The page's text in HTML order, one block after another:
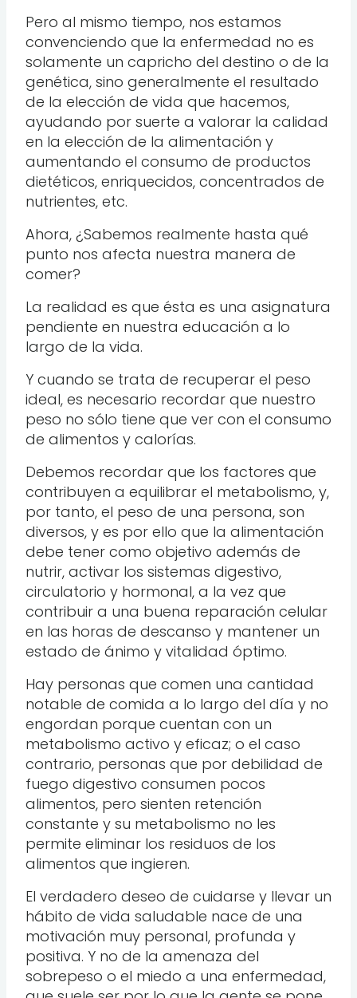
Pero al mismo tiempo, nos estamos
convenciendo que la enfermedad no es
solamente un capricho del destino o de la
genética, sino generalmente el resultado
de la elección de vida que hacemos,
ayudando por suerte a valorar la calidad
en la elección de la alimentación y
aumentando el consumo de productos
dietéticos, enriquecidos, concentrados de
nutrientes, etc.
Ahora, ¿Sabemos realmente hasta qué
punto nos afecta nuestra manera de
comer?
La realidad es que ésta es una asignatura
pendiente en nuestra educación a lo
largo de la vida.
Y cuando se trata de recuperar el peso
ideal, es necesario recordar que nuestro
peso no sólo tiene que ver con el consumo
de alimentos y calorías.
Debemos recordar que los factores que
contribuyen a equilibrar el metabolismo, y,
por tanto, el peso de una persona, son
diversos, y es por ello que la alimentación
debe tener como objetivo además de
nutrir, activar los sistemas digestivo,
circulatorio y hormonal, a la vez que
contribuir a una buena reparación celular
en las horas de descanso y mantener un
estado de ánimo y vitalidad óptimo.
Hay personas que comen una cantidad
notable de comida a lo largo del día y no
engordan porque cuentan con un
metabolismo activo y eficaz; o el caso
contrario, personas que por debilidad de
fuego digestivo consumen pocos
alimentos, pero sienten retención
constante y su metabolismo no les
permite eliminar los residuos de los
alimentos que ingieren.
El verdadero deseo de cuidarse y llevar un
hábito de vida saludable nace de una
motivación muy personal, profunda y
positiva. Y no de la amenaza del
sobrepeso o el miedo a una enfermedad,